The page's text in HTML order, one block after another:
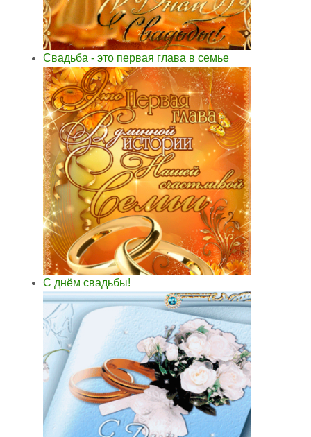
Свадьба - это первая глава в семье
С днём свадьбы!